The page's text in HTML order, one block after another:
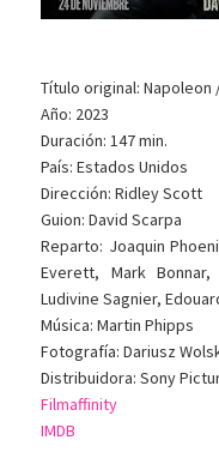
Título original: Napoleon
Año: 2023
Duración: 147 min.
País: Estados Unidos
Dirección: Ridley Scott
Guion: David Scarpa
Reparto: Joaquin
Everett, Mark
Ludivine Sagnier,
Música: Martin Phipps
Fotografía: Dariusz
Distribuidora: Sony
Filmaffinity
IMDB